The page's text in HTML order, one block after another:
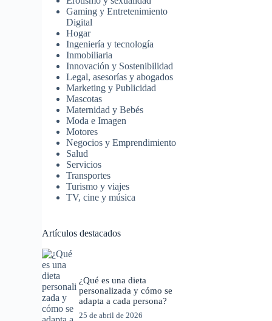
Gaming y Entretenimiento
Digital
Hogar
Ingeniería y tecnología
Inmobiliaria
Innovación y Sostenibilidad
Legal, asesorías y abogados
Marketing y Publicidad
Mascotas
Maternidad y Bebés
Moda e Imagen
Motores
Negocios y Emprendimiento
Salud
Servicios
Transportes
Turismo y viajes
TV, cine y música
Artículos destacados
¿Qué es una dieta
personalizada y cómo se
adapta a cada persona?
25 de abril de 2026